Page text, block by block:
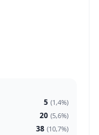
5 (1,4%)
20 (5,6%)
38 (10,7%)